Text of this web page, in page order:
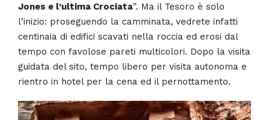
Jones e l’ultima Crociata”. Ma il Tesoro è solo
l’inizio: proseguendo la camminata, vedrete infatti
centinaia di edifici scavati nella roccia ed erosi dal
tempo con favolose pareti multicolori. Dopo la visita
guidata del sito, tempo libero per visita autonoma e
rientro in hotel per la cena ed il pernottamento.